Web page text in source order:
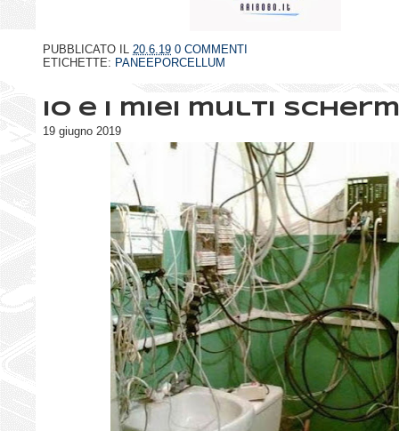
PUBBLICATO IL 20.6.19 0 COMMENTI
ETICHETTE: PANEEPORCELLUM
Io e i miei multi
19 giugno 2019